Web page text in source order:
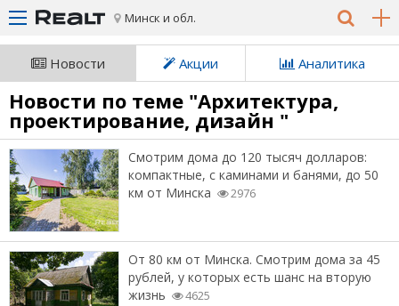
Минск и обл.
Новости Акции Аналитика
Новости по теме "Архитектура,
проектирование, дизайн "
Смотрим дома до 120 тысяч долларов:
компактные, с каминами и банями, до 50
км от Минска
2976
От 80 км от Минска. Смотрим дома за 45
рублей, у которых есть шанс на вторую
жизнь
4625